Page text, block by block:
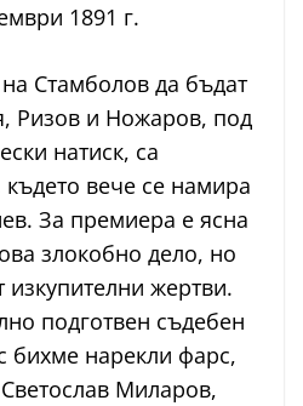
1891 г.
Стамболов да бъдат
Ризов и Ножаров, под
натиск, са
вече се намира
За премиера е ясна
злокобно дело, но
изкупителни жертви.
подготвен съдебен
бихме нарекли фарс,
Миларов,